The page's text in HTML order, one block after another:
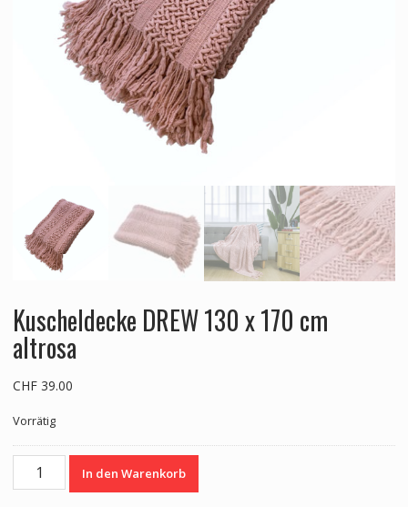
Kuscheldecke DREW 130 x 170 cm
altrosa
CHF39.00
Vorrätig
Kuscheldecke
DREW
In den Warenkorb